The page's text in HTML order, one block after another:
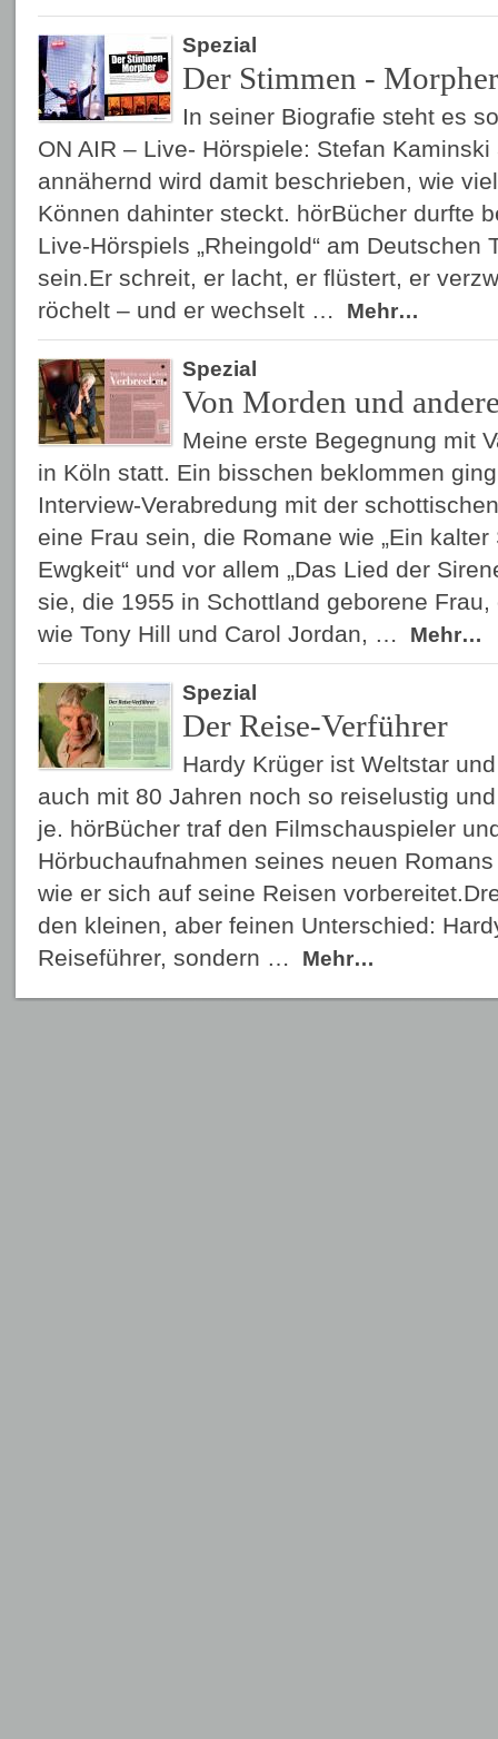
Spezial
Der Stimmen - Morpher
In seiner Biografie steht es
ON AIR – Live- Hörspiele: Stefan
annähernd wird damit beschrieben, wie
Können dahinter steckt. hörBücher durfte
Live-Hörspiels „Rheingold“ am Deutschen
sein.Er schreit, er lacht, er flüstert, er
röchelt – und er wechselt …
Mehr…
Spezial
Von Morden und
Meine erste Begegnung mit
in Köln statt. Ein bisschen beklommen
Interview-Verabredung mit der
eine Frau sein, die Romane wie „Ein kalter
Ewgkeit“ und vor allem „Das Lied der
sie, die 1955 in Schottland geborene
wie Tony Hill und Carol Jordan, …
Mehr…
Spezial
Der Reise-Verführer
Hardy Krüger ist Weltstar
auch mit 80 Jahren noch so reiselustig
je. hörBücher traf den Filmschauspieler
Hörbuchaufnahmen seines neuen
wie er sich auf seine Reisen
den kleinen, aber feinen Unterschied:
Reiseführer, sondern …
Mehr…